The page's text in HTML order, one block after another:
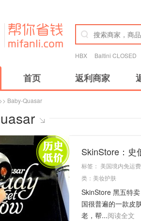
HBX Baltini CLOSED
首页 返利商家
>> Baby-Quasar
SkinStore：
标签： 美国境内免运费
类： 美妆护肤
SkinStore 黑五特
国很普遍的一款皮
老，帮...阅读全文